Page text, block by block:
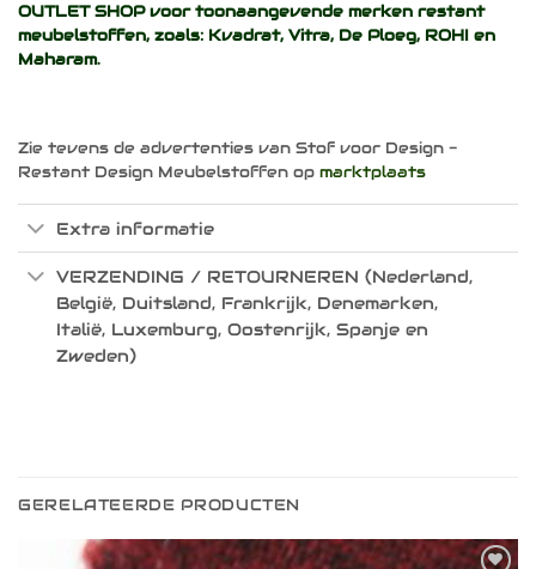
OUTLET SHOP voor toonaangevende merken restant
meubelstoffen, zoals: Kvadrat, Vitra, De Ploeg, ROHI en
Maharam.
Zie tevens de advertenties van Stof voor Design -
Restant Design Meubelstoffen op marktplaats
Extra informatie
VERZENDING / RETOURNEREN (Nederland,
België, Duitsland, Frankrijk, Denemarken,
Italië, Luxemburg, Oostenrijk, Spanje en
Zweden)
GERELATEERDE PRODUCTEN